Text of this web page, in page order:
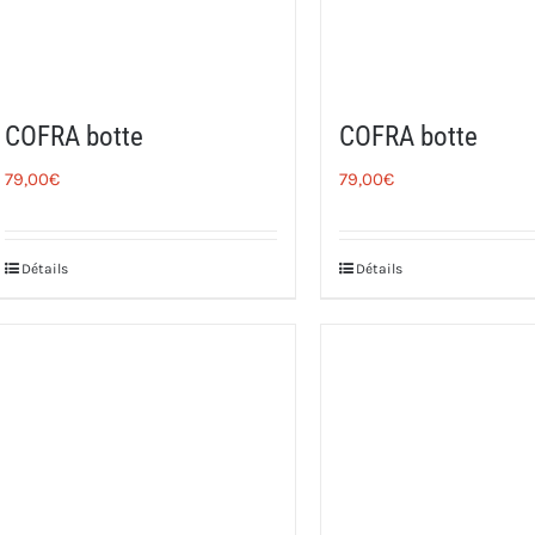
COFRA botte
79,00€
Détails
COFRA botte
79,00€
Détails